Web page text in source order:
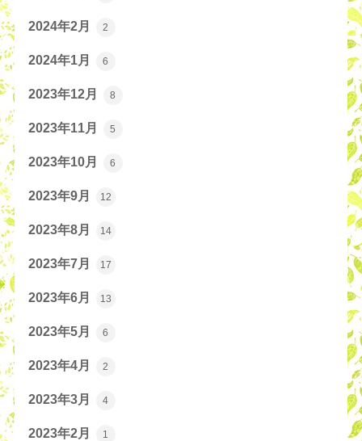
2024年2月 2
2024年1月 6
2023年12月 8
2023年11月 5
2023年10月 6
2023年9月 12
2023年8月 14
2023年7月 17
2023年6月 13
2023年5月 6
2023年4月 2
2023年3月 4
2023年2月 1